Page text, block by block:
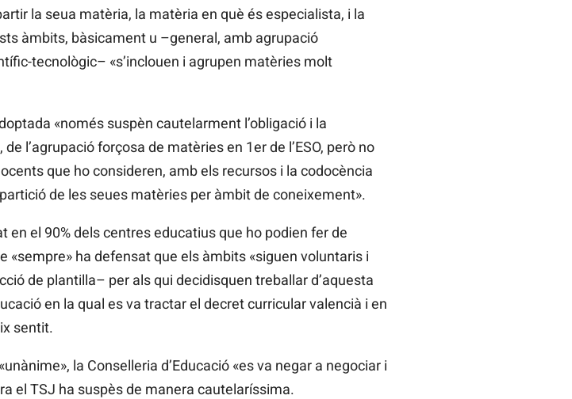
la seua matèria, la matèria en què és especialista, i la
àmbits, bàsicament u –general, amb agrupació
tecnològic– «s’inclouen i agrupen matèries molt
«només suspèn cautelarment l’obligació i la
l’agrupació forçosa de matèries en 1er de l’ESO, però no
que ho consideren, amb els recursos i la codocència
de les seues matèries per àmbit de coneixement».
en el 90% dels centres educatius que ho podien fer de
«sempre» ha defensat que els àmbits «siguen voluntaris i
de plantilla– per als qui decidisquen treballar d’aquesta
en la qual es va tractar el decret curricular valencià i en
sentit.
la Conselleria d’Educació «es va negar a negociar i
el TSJ ha suspès de manera cautelaríssima.